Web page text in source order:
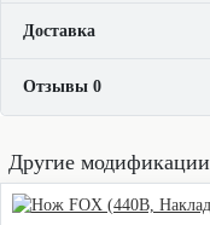
Доставка
Отзывы 0
Другие модификации